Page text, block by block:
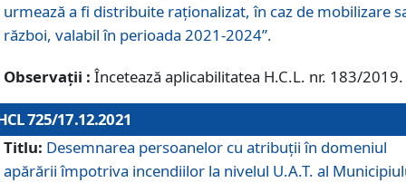
urmează a fi distribuite raționalizat, în caz de mobilizare
război, valabil în perioada 2021-2024”.
Observații : Încetează aplicabilitatea H.C.L. nr. 183/2019.
725/17.12.2021
Titlu: Desemnarea persoanelor cu atribuții în domeniul
apărării împotriva incendiilor la nivelul U.A.T. al